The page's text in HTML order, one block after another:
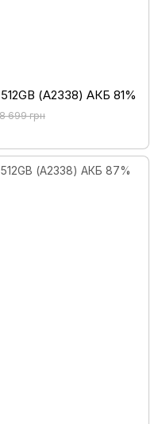
(А2338) АКБ 81%
699 грн